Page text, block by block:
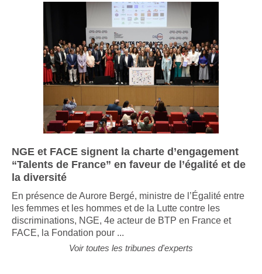
NGE et FACE signent la charte d’engagement
“Talents de France” en faveur de l’égalité et de
En présence de Aurore Bergé, ministre de l’Égalité entre
les femmes et les hommes et de la Lutte contre les
discriminations, NGE, 4e acteur de BTP en France et